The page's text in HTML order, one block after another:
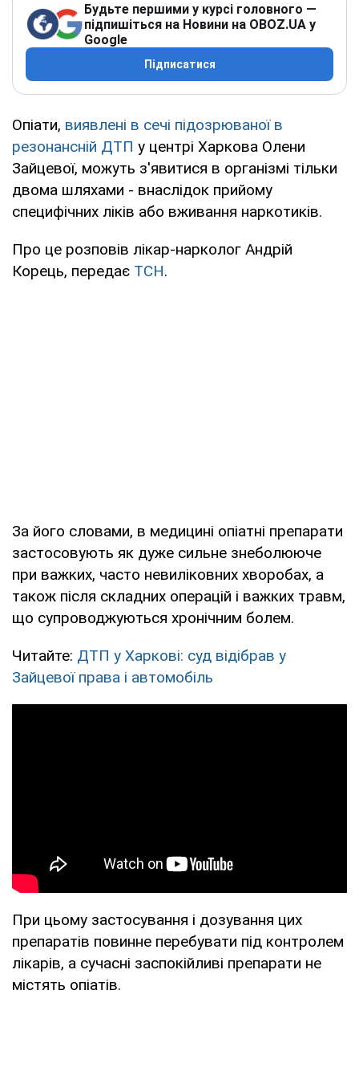
Будьте першими у курсі головного —
підпишіться на Новини на OBOZ.UA у
Google
Підписатися
Опіати, виявлені в сечі підозрюваної в
резонансній ДТП у центрі Харкова Олени
Зайцевої, можуть з'явитися в організмі тільки
двома шляхами - внаслідок прийому
специфічних ліків або вживання наркотиків.
Про це розповів лікар-нарколог Андрій
Корець, передає ТСН.
За його словами, в медицині опіатні препарати
застосовують як дуже сильне знеболююче
при важких, часто невиліковних хворобах, а
також після складних операцій і важких травм,
що супроводжуються хронічним болем.
Читайте: ДТП у Харкові: суд відібрав у
Зайцевої права і автомобіль
При цьому застосування і дозування цих
препаратів повинне перебувати під контролем
лікарів, а сучасні заспокійливі препарати не
містять опіатів.